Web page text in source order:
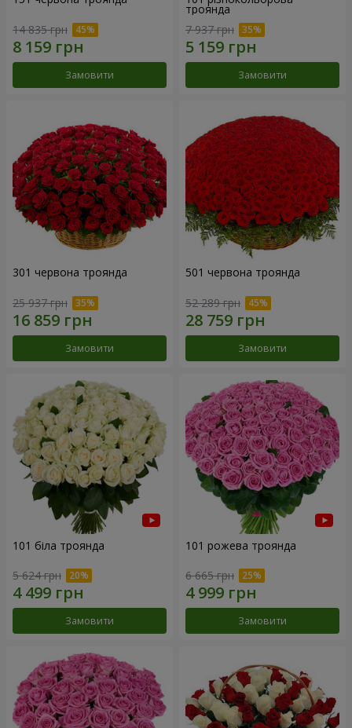
14 835 грн
Замовити
троянда
7 937 грн
Замовити
301 червона троянда
25 937 грн
Замовити
501 червона троянда
52 289 грн
Замовити
101 біла троянда
5 624 грн
Замовити
101 рожева троянда
6 665 грн
Замовити